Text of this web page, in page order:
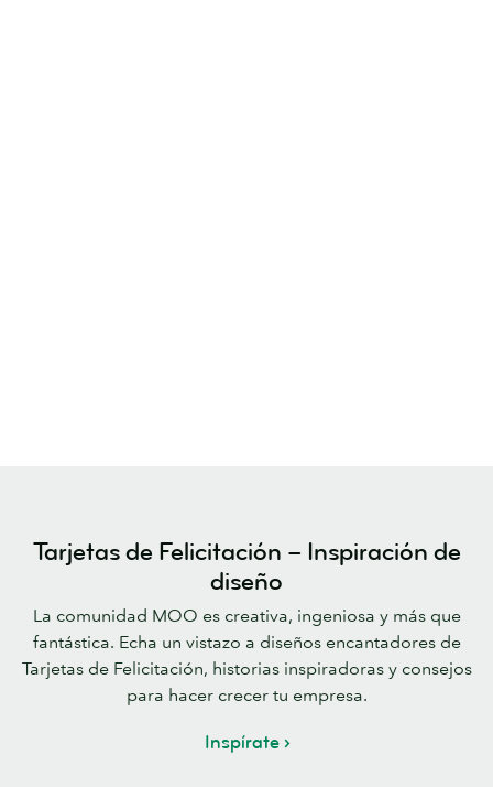
Tarjetas de Felicitación – Inspiración de
diseño
La comunidad MOO es creativa, ingeniosa y más que
fantástica. Echa un vistazo a diseños encantadores de
Tarjetas de Felicitación, historias inspiradoras y consejos
para hacer crecer tu empresa.
Inspírate